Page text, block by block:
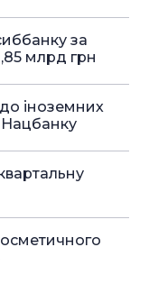
за
млрд грн
до іноземних
Нацбанку